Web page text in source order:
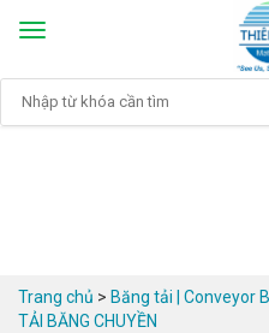
Toggle
Trang chủ > Băng tải | Conveyor
TẢI BĂNG CHUYỀN